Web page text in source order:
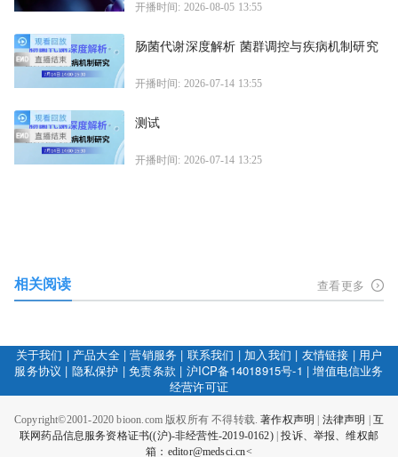
开播时间: 2026-08-05 13:55
肠菌代谢深度解析 菌群调控与疾病机制研究
开播时间: 2026-07-14 13:55
测试
开播时间: 2026-07-14 13:25
相关阅读 查看更多
关于我们 | 产品大全|营销服务 | 联系我们 | 加入我们 | 友情链接 | 用户
服务协议 | 隐私保护 |免责条款 | 沪ICP备14018915号-1 |增值电信业务
经营许可证
Copyright©2001-2020 bioon.com 版权所有 不得转载.著作权声明 法律声明
互
联网药品信息服务资格证书((沪)-非经营性-2019-0162)|投诉、举报、维权邮
箱：editor@medsci.cn<